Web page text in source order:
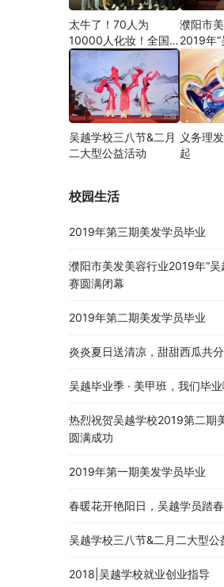
太牛了！70人为
10000人化妆！全国
关注的盛事你知道吗？
濮阳市
2019年“
美容大
吴越学校三八节&二月
二大型公益活动
义务理
起
校园生活
2019年第三期美发学员毕业
濮阳市美发美容行业2019年“吴
赛圆满闭幕
2019年第二期美发学员毕业
炎炎夏日送清凉，甜甜西瓜共
吴越毕业季 · 美甲班，我们毕业
热烈祝贺吴越学校2019第二期
圆满成功
2019年第一期美发学员毕业
春暖花开艳阳日，吴越学员踏
吴越学校三八节&二月二大型公
2018|吴越学校就业创业指导